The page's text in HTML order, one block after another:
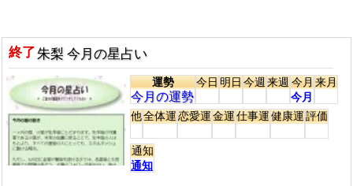
終了 朱梨 今月の星占い
運勢
今月の運勢
今日明日今週来週今月
今月
来月
他全体運恋愛運金運仕事運健康運評価
通知
通知